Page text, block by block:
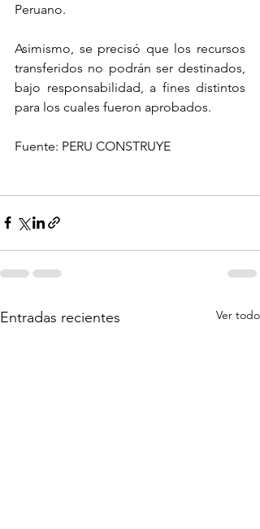
Peruano.
Asimismo, se precisó que los recursos
transferidos no podrán ser destinados,
bajo responsabilidad, a fines distintos
para los cuales fueron aprobados.
Fuente: PERU CONSTRUYE
Entradas recientes Ver todo